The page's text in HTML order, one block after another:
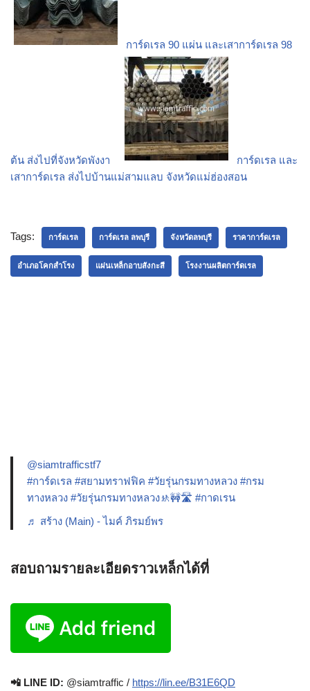
การ์ดเรล 90 แผ่น และเสาการ์ดเรล 98
ต้น ส่งไปที่จังหวัดพังงา
การ์ดเรล และ
เสาการ์ดเรล ส่งไปบ้านแม่สามแลบ จังหวัดแม่ฮ่องสอน
Tags: การ์ดเรล การ์ดเรล ลพบุรี จังหวัดลพบุรี ราคาการ์ดเรล
อำเภอโคกสำโรง แผ่นเหล็กอาบสังกะสี โรงงานผลิตการ์ดเรล
@siamtrafficstf7
#การ์ดเรล #สยามทราฟฟิค #วัยรุ่นกรมทางหลวง #กรม
ทางหลวง #วัยรุ่นกรมทางหลวง🚸🚧🛣️ #กาดเรน
♬ สร้าง (Main) - ไมค์ ภิรมย์พร
สอบถามรายละเอียดราวเหล็กได้ที่
📲 LINE ID: @siamtraffic / https://lin.ee/B31E6QD